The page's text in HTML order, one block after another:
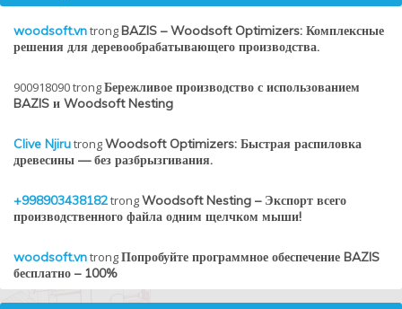
woodsoft.vntrongBAZIS – Woodsoft Optimizers: Комплексные
решения для деревообрабатывающего производства.
900918090trongБережливое производство с использованием
BAZIS и Woodsoft Nesting
Clive NjirutrongWoodsoft Optimizers: Быстрая распиловка
древесины — без разбрызгивания.
+998903438182trongWoodsoft Nesting – Экспорт всего
производственного файла одним щелчком мыши!
woodsoft.vntrongПопробуйте программное обеспечение BAZIS
бесплатно – 100%